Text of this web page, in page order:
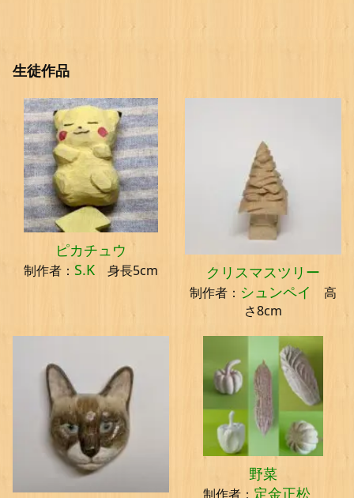
生徒作品
ピカチュウ
制作者： S.K 身長5cm クリスマスツリー
制作者： シュンペイ
高
さ8cm
野菜
制作者： 定金正松